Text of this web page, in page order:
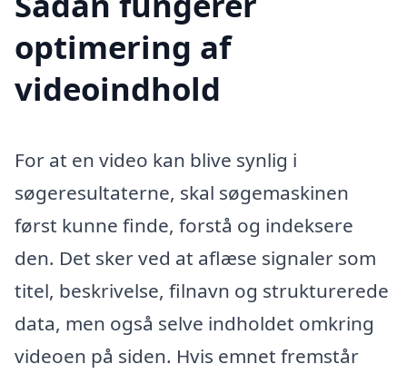
optimering af
videoindhold
For at en video kan blive synlig i
søgeresultaterne, skal søgemaskinen
først kunne finde, forstå og indeksere
den. Det sker ved at aflæse signaler som
titel, beskrivelse, filnavn og strukturerede
data, men også selve indholdet omkring
videoen på siden. Hvis emnet fremstår